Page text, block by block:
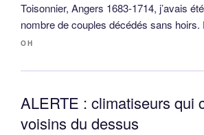
Toisonnier, Angers 1683-1714, j’avais
nombre de couples décédés sans
OH
ALERTE : climatiseurs qui
voisins du dessus